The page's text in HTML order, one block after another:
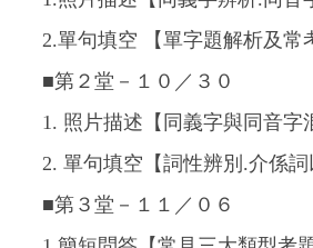
2.單句填空 【單字題解析及常
■第２堂－１０／３０
1. 照片描述【同義字與同音字
2. 單句填空【詞性辨別.介係詞
■第３堂－１１ ／０６